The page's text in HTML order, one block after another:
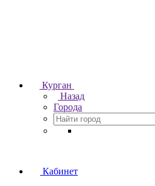
Курган
Назад
Города
Кабинет